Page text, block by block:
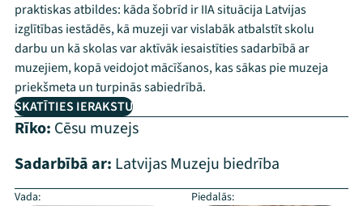
praktiskas atbildes: kāda šobrīd ir IIA situācija Latvijas
izglītības iestādēs, kā muzeji var vislabāk atbalstīt skolu
darbu un kā skolas var aktīvāk iesaistīties sadarbībā ar
muzejiem, kopā veidojot mācīšanos, kas sākas pie muzeja
priekšmeta un turpinās sabiedrībā.
SKATĪTIES IERAKSTU
Rīko: Cēsu muzejs
Sadarbībā ar: Latvijas Muzeju biedrība
Vada: Piedalās: